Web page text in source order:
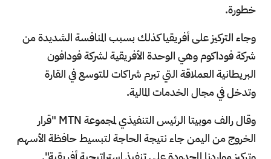
خطورة.
وجاء التركيز على أفريقيا كذلك بسبب المنافسة الشديدة من
شركة فوداكوم وهي الوحدة الأفريقية لشركة فودافون
البريطانية العملاقة التي تبرم شراكات للتوسع في القارة
وتدخل في مجال الخدمات المالية.
وقال رالف موبيتا الرئيس التنفيذي لمجموعة MTN "قرار
الخروج من اليمن جاء نتيجة الحاجة لتبسيط حافظة الأسهم